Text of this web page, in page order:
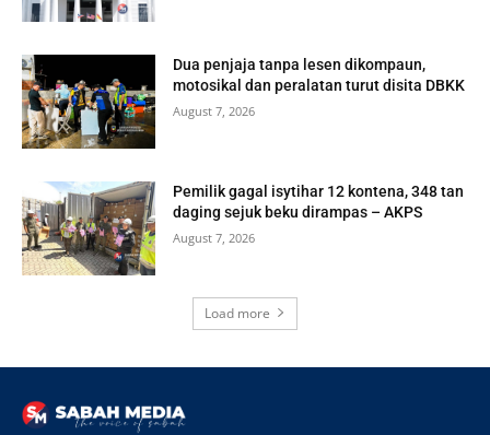
Dua penjaja tanpa lesen dikompaun,
motosikal dan peralatan turut disita DBKK
August 7, 2026
Pemilik gagal isytihar 12 kontena, 348 tan
daging sejuk beku dirampas – AKPS
August 7, 2026
Load more